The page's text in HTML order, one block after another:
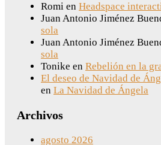
Romi en Headspace
Juan Antonio Jiménez
sola
Juan Antonio Jiménez
sola
Tonike en Rebelión en la
El deseo de Navidad de
en La Navidad de Ángela
Archivos
agosto 2026